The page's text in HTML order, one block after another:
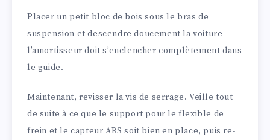
Placer un petit bloc de bois sous le bras de
suspension et descendre doucement la voiture –
l’amortisseur doit s’enclencher complètement dans
le guide.
Maintenant, revisser la vis de serrage. Veille tout
de suite à ce que le support pour le flexible de
frein et le capteur ABS soit bien en place, puis re-